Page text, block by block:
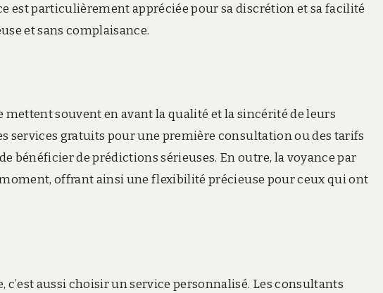
est particulièrement appréciée pour sa discrétion et sa facilité
et sans complaisance.
mettent souvent en avant la qualité et la sincérité de leurs
services gratuits pour une première consultation ou des tarifs
bénéficier de prédictions sérieuses. En outre, la voyance par
offrant ainsi une flexibilité précieuse pour ceux qui ont
aussi choisir un service personnalisé. Les consultants